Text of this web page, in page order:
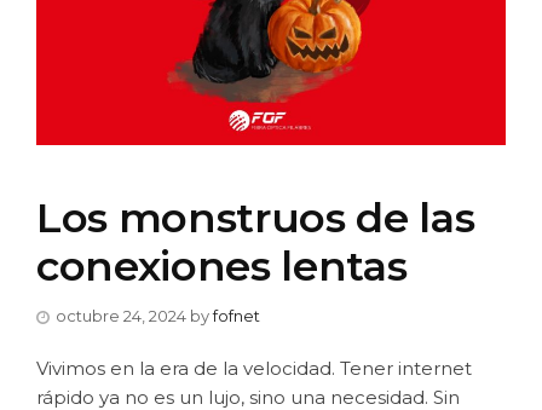
Los monstruos de las
conexiones lentas
octubre 24, 2024 byfofnet
Vivimos en la era de la velocidad. Tener internet
rápido ya no es un lujo, sino una necesidad. Sin